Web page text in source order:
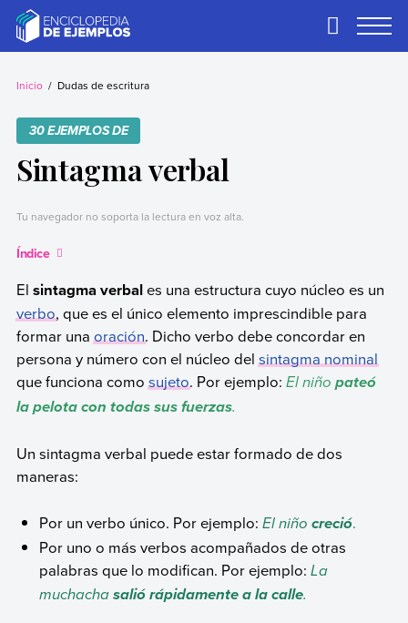
contentEjemplos
Necesitas ejemplos.
Primary
Inicio Dudas de escritura
30 EJEMPLOS DE
Sintagma verbal
Tu navegador no soporta la lectura en voz alta.
Índice
El sintagma verbales una estructura cuyo núcleo es un
verbo, que es el único elemento imprescindible para
formar unaoración. Dicho verbo debe concordar en
persona y número con el núcleo delsintagma nominal
que funciona comosujeto. Por ejemplo: El niño pateó
la pelota con todas sus fuerzas.
Un sintagma verbal puede estar formado de dos
maneras:
Por un verbo único. Por ejemplo:El niñocreció.
Por uno o más verbos acompañados de otras
palabras que lo modifican. Por ejemplo: La
muchachasalió rápidamente a la calle.